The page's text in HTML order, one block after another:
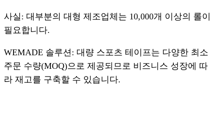
사실: 대부분의 대형 제조업체는 10,000개 이상의 롤이
필요합니다.
WEMADE 솔루션: 대량 스포츠 테이프는 다양한 최소
주문 수량(MOQ)으로 제공되므로 비즈니스 성장에 따
라 재고를 구축할 수 있습니다.